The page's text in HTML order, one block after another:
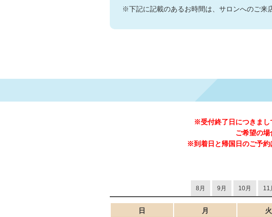
※下記に記載のあるお時間は、サロンへのご来
※受付終了日につきまし
ご希望の場
※到着日と帰国日のご予約
8月 9月 10月 11
日 月 火